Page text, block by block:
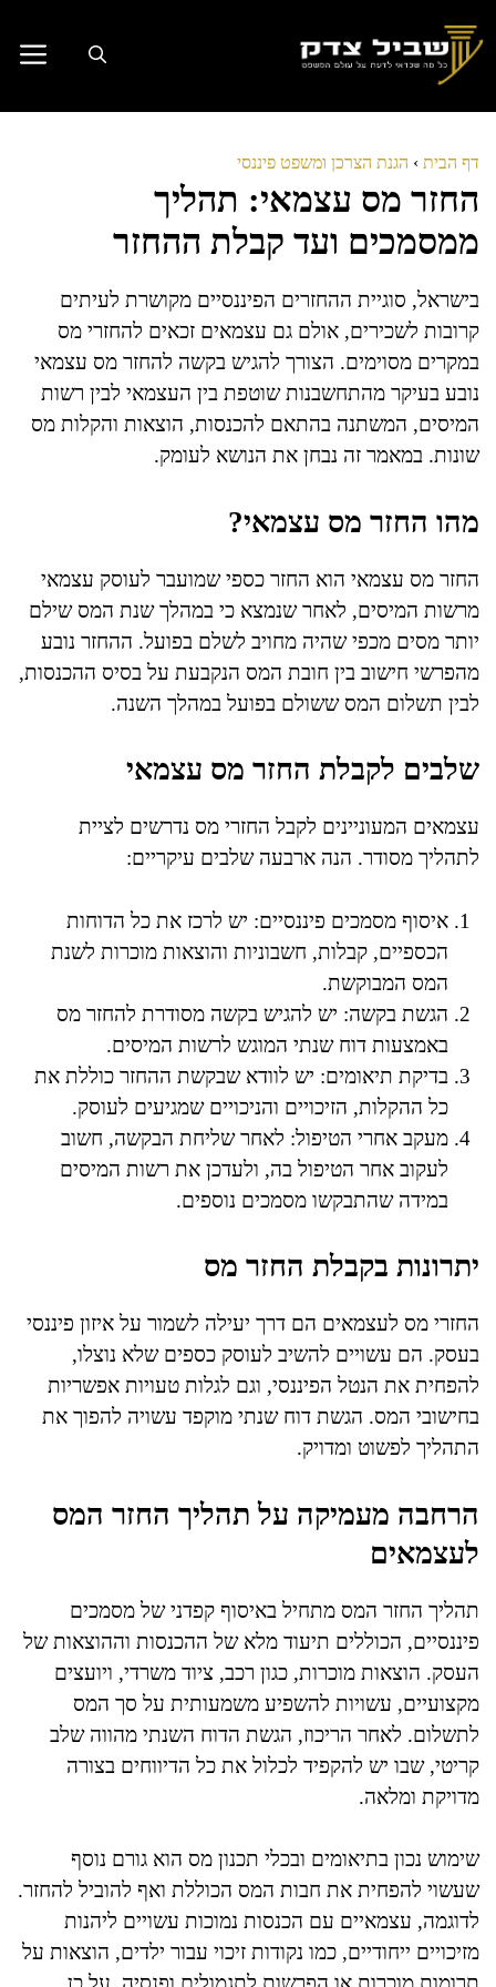
לתוכן
דף הבית › הגנת הצרכן ומשפט פיננסי
החזר מס עצמאי: תהליך
ממסמכים ועד קבלת ההחזר
בישראל, סוגיית ההחזרים הפיננסיים מקושרת לעיתים
קרובות לשכירים, אולם גם עצמאים זכאים להחזרי מס
במקרים מסוימים. הצורך להגיש בקשה להחזר מס עצמאי
נובע בעיקר מהתחשבנות שוטפת בין העצמאי לבין רשות
המיסים, המשתנה בהתאם להכנסות, הוצאות והקלות מס
שונות. במאמר זה נבחן את הנושא לעומק.
מהו החזר מס עצמאי?
החזר מס עצמאי הוא החזר כספי שמועבר לעוסק עצמאי
מרשות המיסים, לאחר שנמצא כי במהלך שנת המס שילם
יותר מסים מכפי שהיה מחויב לשלם בפועל. ההחזר נובע
מהפרשי חישוב בין חובת המס הנקבעת על בסיס ההכנסות,
לבין תשלום המס ששולם בפועל במהלך השנה.
שלבים לקבלת החזר מס עצמאי
עצמאים המעוניינים לקבל החזרי מס נדרשים לציית
לתהליך מסודר. הנה ארבעה שלבים עיקריים:
איסוף מסמכים פיננסיים: יש לרכז את כל הדוחות
הכספיים, קבלות, חשבוניות והוצאות מוכרות לשנת
המס המבוקשת.
הגשת בקשה: יש להגיש בקשה מסודרת להחזר מס
באמצעות דוח שנתי המוגש לרשות המיסים.
בדיקת תיאומים: יש לוודא שבקשת ההחזר כוללת את
כל ההקלות, הזיכויים והניכויים שמגיעים לעוסק.
מעקב אחרי הטיפול: לאחר שליחת הבקשה, חשוב
לעקוב אחר הטיפול בה, ולעדכן את רשות המיסים
במידה שהתבקשו מסמכים נוספים.
יתרונות בקבלת החזר מס
החזרי מס לעצמאים הם דרך יעילה לשמור על איזון פיננסי
בעסק. הם עשויים להשיב לעוסק כספים שלא נוצלו,
להפחית את הנטל הפיננסי, וגם לגלות טעויות אפשריות
בחישובי המס. הגשת דוח שנתי מוקפד עשויה להפוך את
התהליך לפשוט ומדויק.
הרחבה מעמיקה על תהליך החזר המס
לעצמאים
תהליך החזר המס מתחיל באיסוף קפדני של מסמכים
פיננסיים, הכוללים תיעוד מלא של ההכנסות וההוצאות של
העסק. הוצאות מוכרות, כגון רכב, ציוד משרדי, ויועצים
מקצועיים, עשויות להשפיע משמעותית על סך המס
לתשלום. לאחר הריכוז, הגשת הדוח השנתי מהווה שלב
קריטי, שבו יש להקפיד לכלול את כל הדיווחים בצורה
מדויקת ומלאה.
שימוש נכון בתיאומים ובכלי תכנון מס הוא גורם נוסף
שעשוי להפחית את חבות המס הכוללת ואף להוביל להחזר.
לדוגמה, עצמאיים עם הכנסות נמוכות עשויים ליהנות
מזיכויים ייחודיים, כמו נקודות זיכוי עבור ילדים, הוצאות על